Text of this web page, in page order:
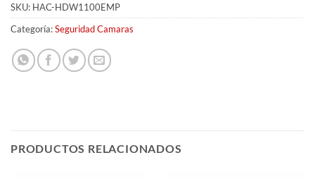
SKU: HAC-HDW1100EMP
Categoría:Seguridad Camaras
PRODUCTOS RELACIONADOS